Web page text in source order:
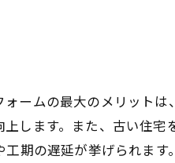
ームの最大のメリットは
します。また、古い住宅
期の遅延が挙げられます